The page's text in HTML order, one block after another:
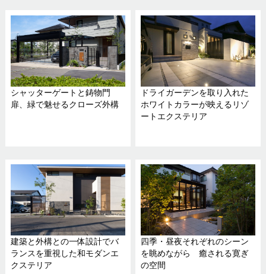
シャッターゲートと鋳物門
扉、緑で魅せるクローズ外構
ドライガーデンを取り入れた
ホワイトカラーが映えるリゾ
ートエクステリア
建築と外構との一体設計でバ
ランスを重視した和モダンエ
クステリア
四季・昼夜それぞれのシーン
を眺めながら 癒される寛ぎ
の空間